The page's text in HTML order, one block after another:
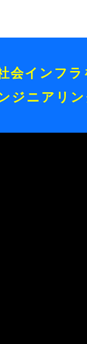
会インフラ
ジニアリン